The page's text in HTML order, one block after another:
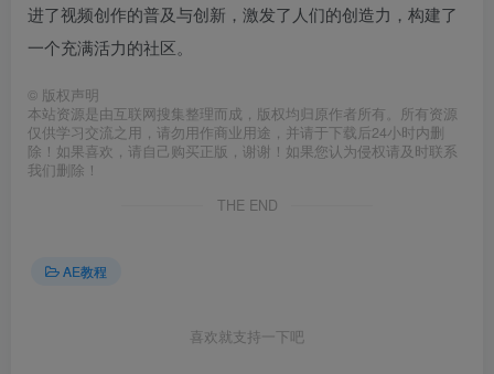
进了视频创作的普及与创新，激发了人们的创造力，构建了
一个充满活力的社区。
© 版权声明
本站资源是由互联网搜集整理而成，版权均归原作者所有。所有资源
仅供学习交流之用，请勿用作商业用途，并请于下载后24小时内删
除！如果喜欢，请自己购买正版，谢谢！如果您认为侵权请及时联系
我们删除！
THE END
AE教程
喜欢就支持一下吧